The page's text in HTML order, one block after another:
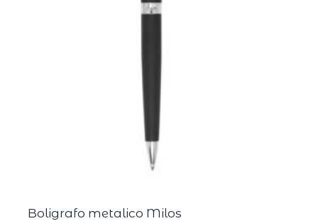
Boligrafo metalico Milos